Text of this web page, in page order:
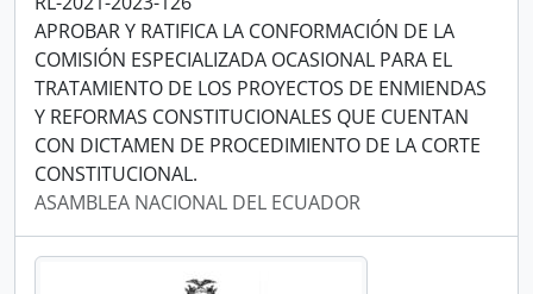
APROBAR Y RATIFICA LA CONFORMACIÓN DE LA
COMISIÓN ESPECIALIZADA OCASIONAL PARA EL
TRATAMIENTO DE LOS PROYECTOS DE ENMIENDAS
Y REFORMAS CONSTITUCIONALES QUE CUENTAN
CON DICTAMEN DE PROCEDIMIENTO DE LA CORTE
CONSTITUCIONAL.
ASAMBLEA NACIONAL DEL ECUADOR